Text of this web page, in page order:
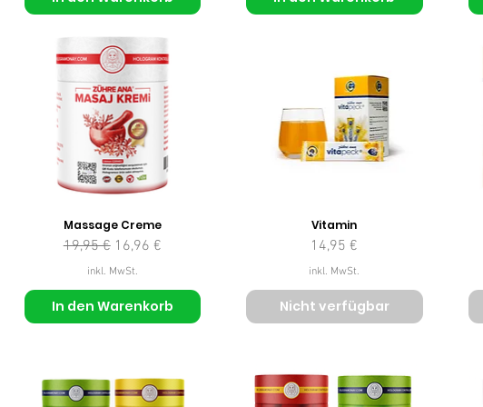
Massage Creme
Standardpreis
19,95 € Sale-Preis
16,96 €
inkl. MwSt.
In den Warenkorb
Vitamin
Preis
14,95 €
inkl. MwSt.
Nicht verfügbar